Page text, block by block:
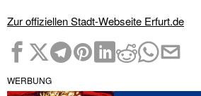
Zur offiziellen Stadt-Webseite Erfurt.de
WERBUNG